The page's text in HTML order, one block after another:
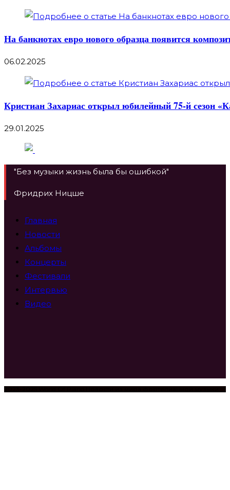
На банкнотах евро нового образца появится
06.02.2025
Кристиан Захариас открыл юбилейный 75-й сезон
29.01.2025
"Без музыки жизнь была бы ошибкой"
Фридрих Ницше
Главная
Новости
Альбомы
Концерты
Фестивали
Интервью
Видео